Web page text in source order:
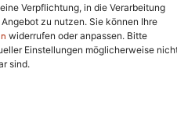
Verpflichtung, in die Verarbeitung
zu nutzen. Sie können Ihre
widerrufen oder anpassen. Bitte
Einstellungen möglicherweise
sind.
Rechte vorbehalten.